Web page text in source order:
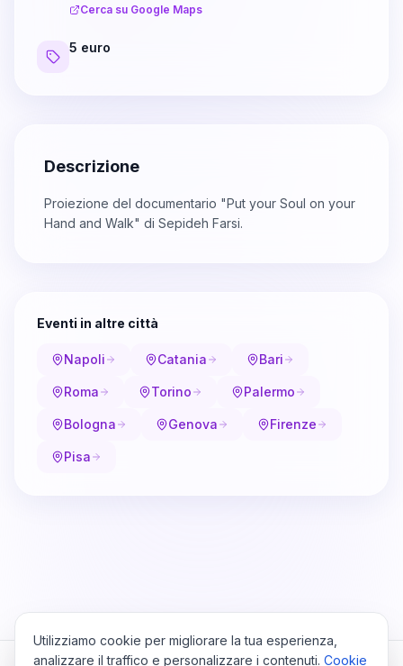
Cerca su Google Maps
5 euro
Descrizione
Proiezione del documentario "Put your Soul on your
Hand and Walk" di Sepideh Farsi.
Eventi in altre città
Napoli Catania Bari
Roma Torino Palermo
Bologna Genova Firenze
Pisa
Utilizziamo cookie per migliorare la tua esperienza,
analizzare il traffico e personalizzare i contenuti. Cookie